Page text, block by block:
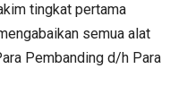
tingkat pertama
semua alat
Pembanding d/h Para